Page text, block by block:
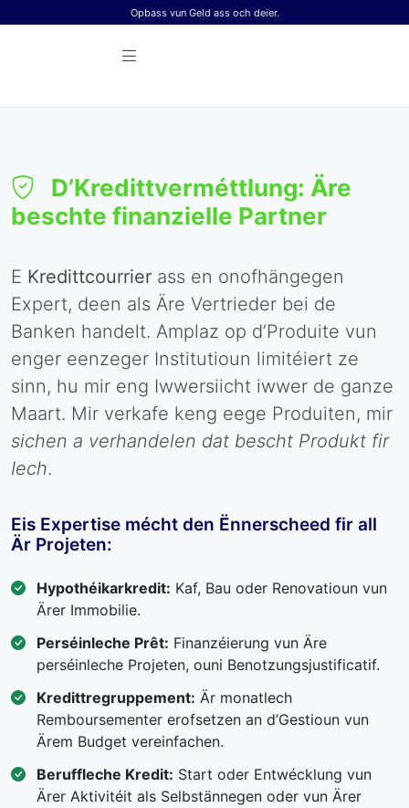
Opbass vun Geld ass och deier.
D’Kredittverméttlung: Äre
beschte finanzielle Partner
E Kredittcourrier ass en onofhängegen
Expert, deen als Äre Vertrieder bei de
Banken handelt. Amplaz op d’Produite vun
enger eenzeger Institutioun limitéiert ze
sinn, hu mir eng Iwwersiicht iwwer de ganze
Maart. Mir verkafe keng eege Produiten, mir
sichen a verhandelen dat bescht Produkt fir
Iech.
Eis Expertise mécht den Ënnerscheed fir all
Är Projeten:
Hypothéikarkredit: Kaf, Bau oder Renovatioun vun
Ärer Immobilie.
Perséinleche Prêt: Finanzéierung vun Äre
perséinleche Projeten, ouni Benotzungsjustificatif.
Kredittregruppement: Är monatlech
Remboursementer erofsetzen an d’Gestioun vun
Ärem Budget vereinfachen.
Beruffleche Kredit: Start oder Entwécklung vun
Ärer Aktivitéit als Selbstännegen oder vun Ärer